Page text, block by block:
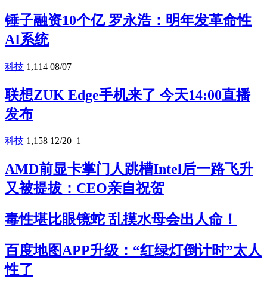
锤子融资10个亿 罗永浩：明年发革命性
AI系统
科技 1,114 08/07
联想ZUK Edge手机来了 今天14:00直播
发布
科技 1,158 12/20 1
AMD前显卡掌门人跳槽Intel后一路飞升
又被提拔：CEO亲自祝贺
毒性堪比眼镜蛇 乱摸水母会出人命！
百度地图APP升级：“红绿灯倒计时”太人
性了